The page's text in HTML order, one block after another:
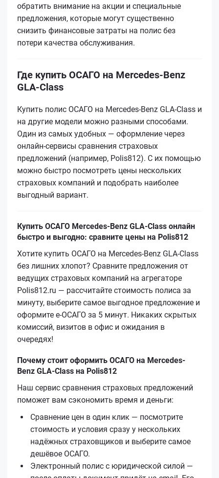
обратить внимание на акции и специальные
предложения, которые могут существенно
снизить финансовые затраты на полис без
потери качества обслуживания.
Где купить ОСАГО на Mercedes-Benz
GLA-Class
Купить полис ОСАГО на Mercedes-Benz GLA-Class и
на другие модели можно разными способами.
Один из самых удобных — оформление через
онлайн-сервисы сравнения страховых
предложений (например, Polis812). С их помощью
можно быстро посмотреть цены нескольких
страховых компаний и подобрать наиболее
выгодный вариант.
Купить ОСАГО Mercedes-Benz GLA-Class онлайн
быстро и выгодно: сравните цены на Polis812
Хотите купить ОСАГО на Mercedes-Benz GLA-Class
без лишних хлопот? Сравните предложения от
ведущих страховых компаний на агрегаторе
Polis812.ru — рассчитайте стоимость полиса за
минуту, выберите самое выгодное предложение и
оформите е‑ОСАГО за 5 минут. Никаких скрытых
комиссий, визитов в офис и ожидания в
очередях!
Почему стоит оформить ОСАГО на Mercedes-
Benz GLA-Class на Polis812
Наш сервис сравнения страховых предложений
поможет вам сэкономить время и деньги:
Сравнение цен в один клик — посмотрите
стоимость и условия сразу у нескольких
надёжных страховщиков и выберите самое
дешёвое ОСАГО.
Электронный полис с юридической силой —